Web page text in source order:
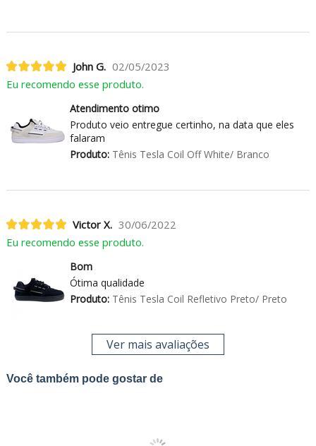
John G. 02/05/2023
Eu recomendo esse produto.
Atendimento otimo
Produto veio entregue certinho, na data que eles
falaram
Produto:Tênis Tesla Coil Off White/ Branco
Victor X. 30/06/2022
Eu recomendo esse produto.
Bom
Ótima qualidade
Produto:Tênis Tesla Coil Refletivo Preto/ Preto
Ver mais avaliações
Você também pode gostar de